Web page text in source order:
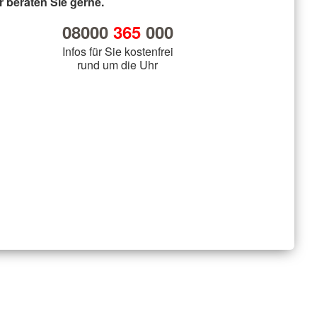
08000 365000
Infos für Sie kostenfrei
rund um die Uhr